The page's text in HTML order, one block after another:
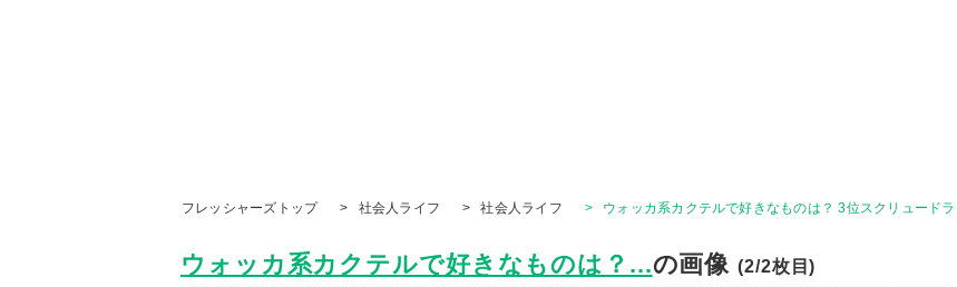
フレッシャーズトップ > 社会人ライフ > 社会人ライフ > ウォッカ系カクテルで好きなものは？ 3位スクリュード
ウォッカ系カクテルで好きなものは？...の画像(2/2枚目)